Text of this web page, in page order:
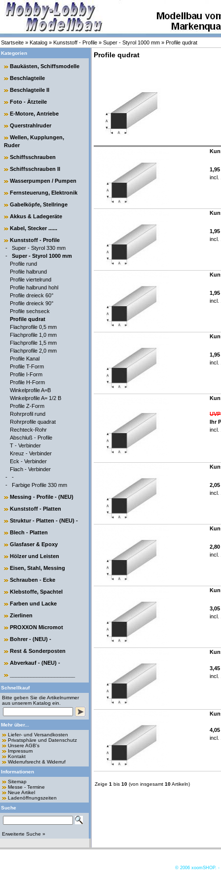
Startseite » Katalog » Kunststoff - Profile » Super - Styrol 1000 mm » Profile qudrat
Kategorien
Baukästen, Schiffsmodelle
Beschlagteile
Beschlagteile II
Foto - Ätzteile
E-Motore, Antriebe
Querstrahlruder
Wellen, Kupplungen,
Ruder
Schiffsschrauben
Schiffsschrauben II
Wasserpumpen / Pumpen
Fernsteuerung, Elektronik
Gabelköpfe, Stellringe
Akkus & Ladegeräte
Kabel, Stecker ......
Kunststoff - Profile
- Super - Styrol 330 mm
- Super - Styrol 1000 mm
Profile rund
Profile halbrund
Profile viertelrund
Profile halbrund hohl
Profile dreieck 60°
Profile dreieck 90°
Profile sechseck
Profile qudrat
Flachprofile 0,5 mm
Flachprofile 1,0 mm
Flachprofile 1,5 mm
Flachprofile 2,0 mm
Profile Kanal
Profile T-Form
Profile I-Form
Profile H-Form
Winkelprofile A=B
Winkelprofile A= 1/2 B
Profile Z-Form
Rohrprofil rund
Rohrprofile quadrat
Rechteck-Rohr
Abschluß - Profile
T - Verbinder
Kreuz - Verbinder
Eck - Verbinder
Flach - Verbinder
- -
- Farbige Profile 330 mm
Messing - Profile - (NEU)
Kunststoff - Platten
Struktur - Platten - (NEU) -
Blech - Platten
Glasfaser & Epoxy
Hölzer und Leisten
Eisen, Stahl, Messing
Schrauben - Ecke
Klebstoffe, Spachtel
Farben und Lacke
Zierlinen
PROXXON Micromot
Bohrer - (NEU) -
Rest & Sonderposten
Abverkauf - (NEU) -
Schnellkauf
Bitte geben Sie die Artikelnummer
aus unserem Katalog ein.
Mehr über...
Liefer- und Versandkosten
Privatsphäre und Datenschutz
Unsere AGB's
Impressum
Kontakt
Widerrufsrecht & Widerruf
Informationen
Sitemap
Messe - Termine
Neue Artikel
Ladenöffnungszeiten
Suche
Erweiterte Suche »
Profile qudrat
incl.
incl.
incl.
incl.
Ihr
incl.
incl.
incl.
incl.
incl.
incl.
Zeige 1 bis 10 (von insgesamt 10Artikeln)
© 2006 xoomSHOP. -